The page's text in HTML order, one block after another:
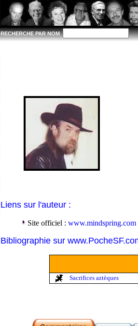
RECHERCHE PAR NOM
Liens sur l'auteur :
Site officiel : www.mindspring.com
Bibliographie sur
Sacrifices aztèques